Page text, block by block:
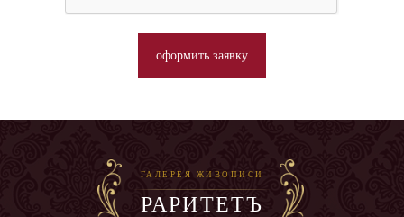
оформить заявку
ГАЛЕРЕЯ ЖИВОПИСИ
РАРИТЕТЪ